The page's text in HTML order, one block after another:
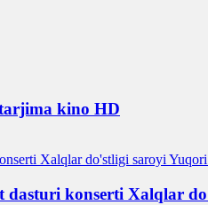
kino HD
dasturi konserti Xalqlar